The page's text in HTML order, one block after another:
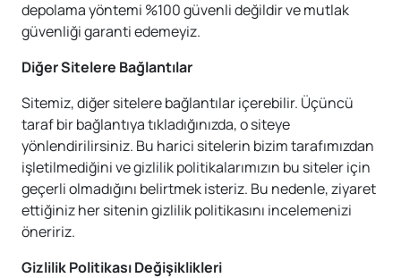
depolama yöntemi %100 güvenli değildir ve mutlak
güvenliği garanti edemeyiz.
Diğer Sitelere Bağlantılar
Sitemiz, diğer sitelere bağlantılar içerebilir. Üçüncü
taraf bir bağlantıya tıkladığınızda, o siteye
yönlendirilirsiniz. Bu harici sitelerin bizim tarafımızdan
işletilmediğini ve gizlilik politikalarımızın bu siteler için
geçerli olmadığını belirtmek isteriz. Bu nedenle, ziyaret
ettiğiniz her sitenin gizlilik politikasını incelemenizi
öneririz.
Gizlilik Politikası Değişiklikleri